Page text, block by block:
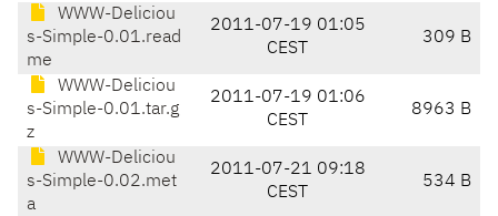
WWW-Deliciou
s-Simple-0.01.read
me
2011-07-19 01:05
CEST
309 B
WWW-Deliciou
s-Simple-0.01.tar.g
z
2011-07-19 01:06
CEST
8963 B
WWW-Deliciou
s-Simple-0.02.met
a
2011-07-21 09:18
CEST
534 B